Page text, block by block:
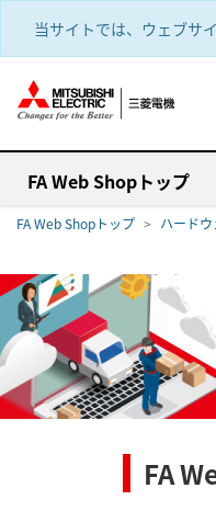
当サイトでは、ウェブサ
FA Web Shopトップ
FA Web Shopトップ ハードウ
FA